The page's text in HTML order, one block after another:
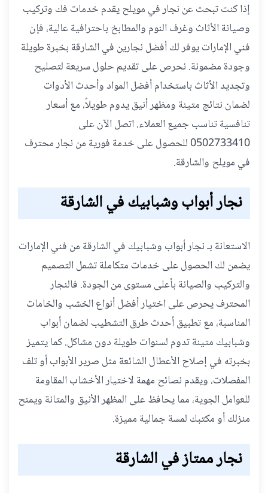
إذا كنت تبحث عن نجار في مويلح يقدم خدمات فك وتركيب
وصيانة الأثاث وغرف النوم والمطابخ باحترافية عالية، فإن
فني الإمارات يوفر لك أفضل نجارين في الشارقة بخبرة طويلة
وجودة مضمونة. نحرص على تقديم حلول سريعة لتصليح
وتجديد الأثاث باستخدام أفضل المواد وأحدث الأدوات
لضمان نتائج متينة ومظهر أنيق يدوم طويلاً، مع أسعار
تنافسية تناسب جميع العملاء. اتصل الآن على
0502733410 للحصول على خدمة فورية من نجار محترف
في مويلح والشارقة.
نجار أبواب وشبابيك في الشارقة
الاستعانة بـ نجار أبواب وشبابيك في الشارقة من فني الإمارات
يضمن لك الحصول على خدمات متكاملة تشمل التصميم
والتركيب والصيانة بأعلى مستوى من الجودة. فالنجار
المحترف يحرص على اختيار أفضل أنواع الخشب والخامات
المناسبة، مع تطبيق أحدث طرق التشطيب لضمان أبواب
وشبابيك متينة تدوم لسنوات طويلة دون مشاكل. كما يتميز
بخبرته في إصلاح الأعطال الشائعة مثل صرير الأبواب أو تلف
المفصلات، ويقدم نصائح مهمة لاختيار الأخشاب المقاومة
للعوامل الجوية، مما يحافظ على المظهر الأنيق والمتانة ويمنح
منزلك أو مكتبك لمسة جمالية مميزة.
نجار ممتاز في الشارقة